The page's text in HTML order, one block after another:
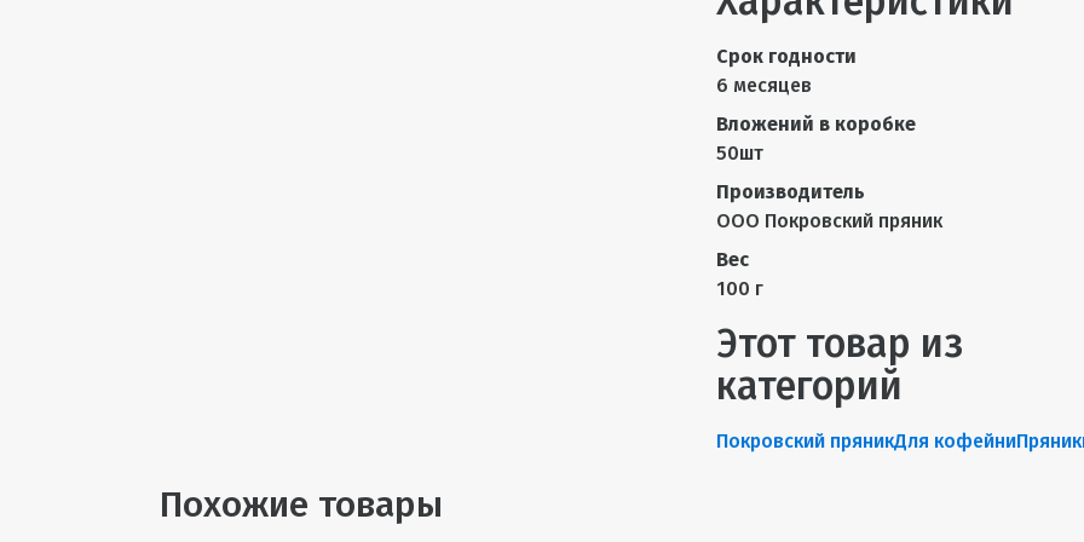
Срок годности
6 месяцев
Вложений в коробке
50шт
Производитель
ООО Покровский пряник
Вес
100 г
Этот товар из
категорий
Покровский пряникДля кофейни
Похожие товары